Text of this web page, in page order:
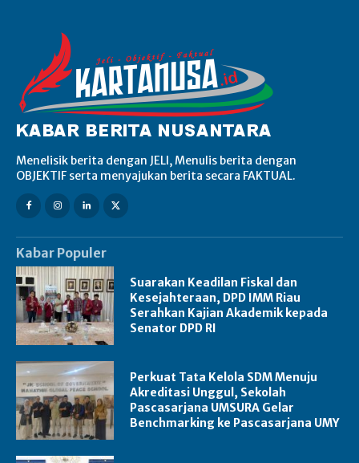
Menelisik berita dengan JELI, Menulis berita dengan
OBJEKTIF serta menyajukan berita secara FAKTUAL.
Kabar Populer
Suarakan Keadilan Fiskal dan
Kesejahteraan, DPD IMM Riau
Serahkan Kajian Akademik kepada
Senator DPD RI
Perkuat Tata Kelola SDM Menuju
Akreditasi Unggul, Sekolah
Pascasarjana UMSURA Gelar
Benchmarking ke Pascasarjana UMY